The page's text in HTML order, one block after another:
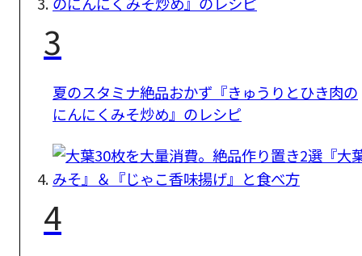
3
夏のスタミナ絶品おかず『きゅうりとひき肉の
にんにくみそ炒め』のレシピ
4